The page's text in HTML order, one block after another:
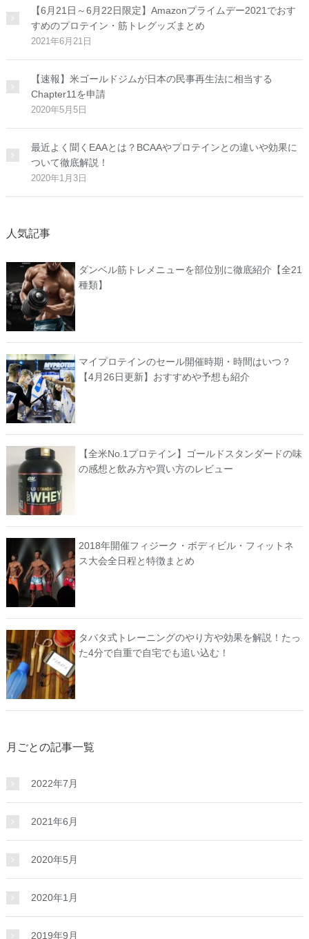
【6月21日～6月22日限定】Amazonプライムデー2021でおす
すめのプロテイン・筋トレグッズまとめ
2021年6月21日
【速報】米ゴールドジムが日本の民事再生法に相当する
Chapter11を申請
2020年5月5日
最近よく聞くEAAとは？BCAAやプロテインとの違いや効果に
ついて徹底解説！
2020年1月3日
人気記事
ダンベル筋トレメニューを部位別に徹底紹介【全21
種類】
マイプロテインのセール開催時期・時間はいつ？
【4月26日更新】おすすめや予想も紹介
【全米No.1プロテイン】ゴールドスタンダードの味
の感想と飲み方や買い方のレビュー
2018年開催フィジーク・ボディビル・フィットネ
ス大会全日程と特徴まとめ
タバタ式トレーニングのやり方や効果を解説！たっ
た4分で自重で自宅でも追い込む！
月ごとの記事一覧
2022年7月
2021年6月
2020年5月
2020年1月
2019年9月